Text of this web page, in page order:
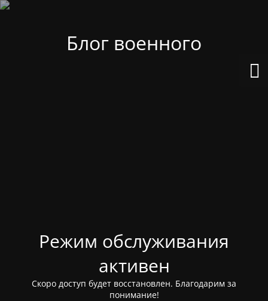
Блог военного
Режим обслуживания
активен
Скоро доступ будет восстановлен. Благодарим за
понимание!